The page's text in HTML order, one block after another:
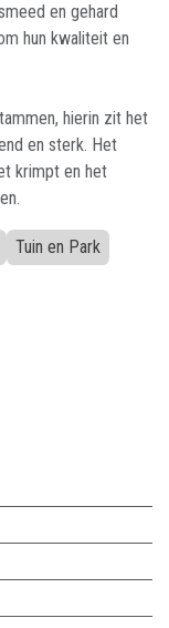
en gehard
hun kwaliteit en
hierin zit het
en sterk. Het
krimpt en het
Tuin en Park